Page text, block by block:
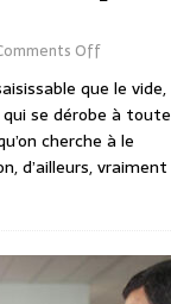
Off
que le vide,
se dérobe à toute
cherche à le
d’ailleurs, vraiment